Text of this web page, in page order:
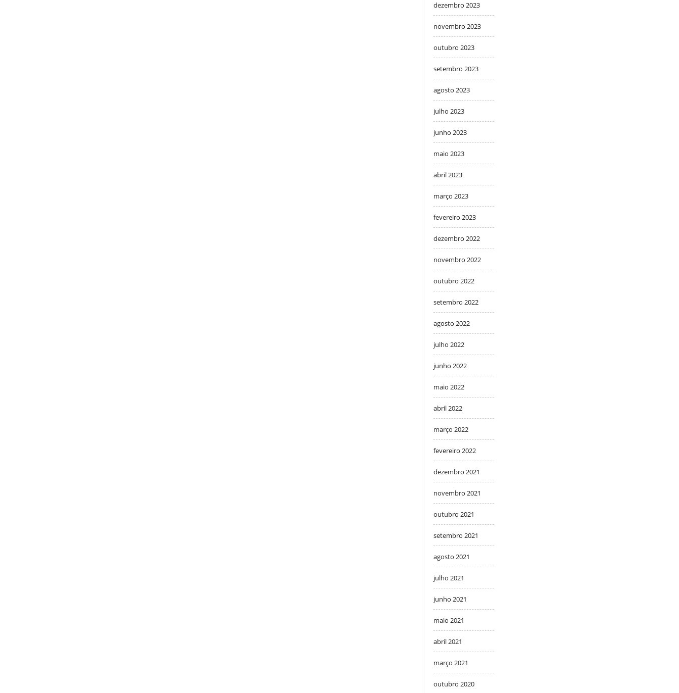
dezembro 2023
novembro 2023
outubro 2023
setembro 2023
agosto 2023
julho 2023
junho 2023
maio 2023
abril 2023
março 2023
fevereiro 2023
dezembro 2022
novembro 2022
outubro 2022
setembro 2022
agosto 2022
julho 2022
junho 2022
maio 2022
abril 2022
março 2022
fevereiro 2022
dezembro 2021
novembro 2021
outubro 2021
setembro 2021
agosto 2021
julho 2021
junho 2021
maio 2021
abril 2021
março 2021
outubro 2020